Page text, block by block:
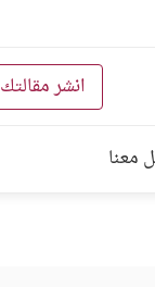
انشر مقالتك
معنا